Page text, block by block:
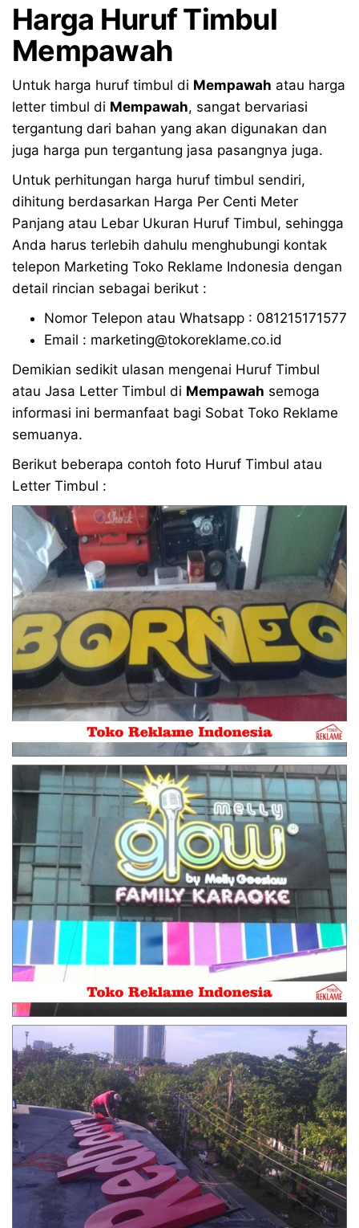
Harga Huruf Timbul
Mempawah
Untuk harga huruf timbul di Mempawah atau harga
letter timbul di Mempawah, sangat bervariasi
tergantung dari bahan yang akan digunakan dan
juga harga pun tergantung jasa pasangnya juga.
Untuk perhitungan harga huruf timbul sendiri,
dihitung berdasarkan Harga Per Centi Meter
Panjang atau Lebar Ukuran Huruf Timbul, sehingga
Anda harus terlebih dahulu menghubungi kontak
telepon Marketing Toko Reklame Indonesia dengan
detail rincian sebagai berikut :
Nomor Telepon atau Whatsapp : 081215171577
Email : marketing@tokoreklame.co.id
Demikian sedikit ulasan mengenai Huruf Timbul
atau Jasa Letter Timbul di Mempawah semoga
informasi ini bermanfaat bagi Sobat Toko Reklame
semuanya.
Berikut beberapa contoh foto Huruf Timbul atau
Letter Timbul :